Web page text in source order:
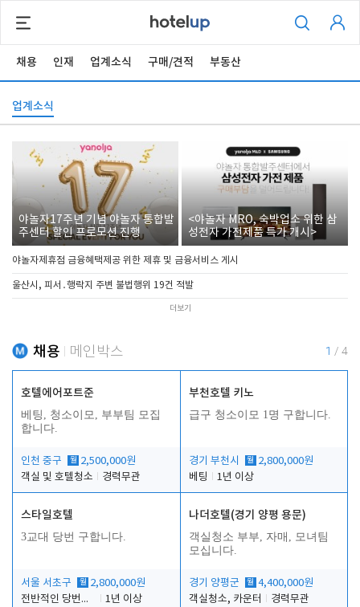
채용 인재 업계소식 구매/견적 부동산
업계소식
야놀자17주년 기념 야놀자 통합발
주센터 할인 프로모션 진행
<야놀자 MRO, 숙박업소 위한 삼
성전자 가전제품 특가 개시>
야놀자제휴점 금융혜택제공 위한 제휴 및 금융서비스 게시
울산시, 피서․행락지 주변 불법행위 19건 적발
더보기
채용 메인박스 1 / 4
호텔에어포트준
베팅, 청소이모, 부부팀 모집
합니다.
인천 중구 월 2,500,000원
객실 및 호텔청소
경력무관
부천호텔 키노
급구 청소이모 1명 구합니다.
경기 부천시 월 2,800,000원
베팅
1년 이상
스타일호텔
3교대 당번 구합니다.
서울 서초구 월 2,800,000원
전반적인 당번업무
1년 이상
나더호텔(경기 양평 용문)
객실청소 부부, 자매, 모녀팀
모십니다.
경기 양평군 월 4,400,000원
객실청소, 카운터
경력무관